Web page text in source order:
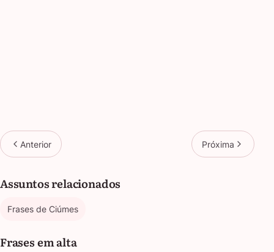
Anterior Próxima
Assuntos relacionados
Frases de Ciúmes
Frases em alta